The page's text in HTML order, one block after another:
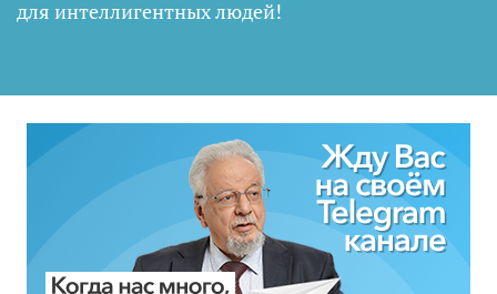
для интеллигентных людей!